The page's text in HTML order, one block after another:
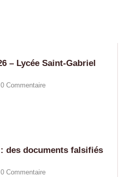
– Lycée Saint-Gabriel
0 Commentaire
des documents falsifiés
0 Commentaire